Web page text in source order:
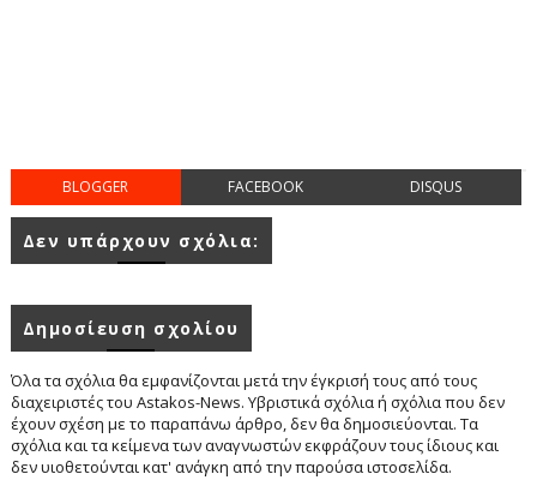
BLOGGER FACEBOOK DISQUS
Δεν υπάρχουν σχόλια:
Δημοσίευση σχολίου
Όλα τα σχόλια θα εμφανίζονται μετά την έγκρισή τους από τους
διαχειριστές του Astakos-News. Υβριστικά σχόλια ή σχόλια που δεν
έχουν σχέση με το παραπάνω άρθρο, δεν θα δημοσιεύονται. Τα
σχόλια και τα κείμενα των αναγνωστών εκφράζουν τους ίδιους και
δεν υιοθετούνται κατ' ανάγκη από την παρούσα ιστοσελίδα.